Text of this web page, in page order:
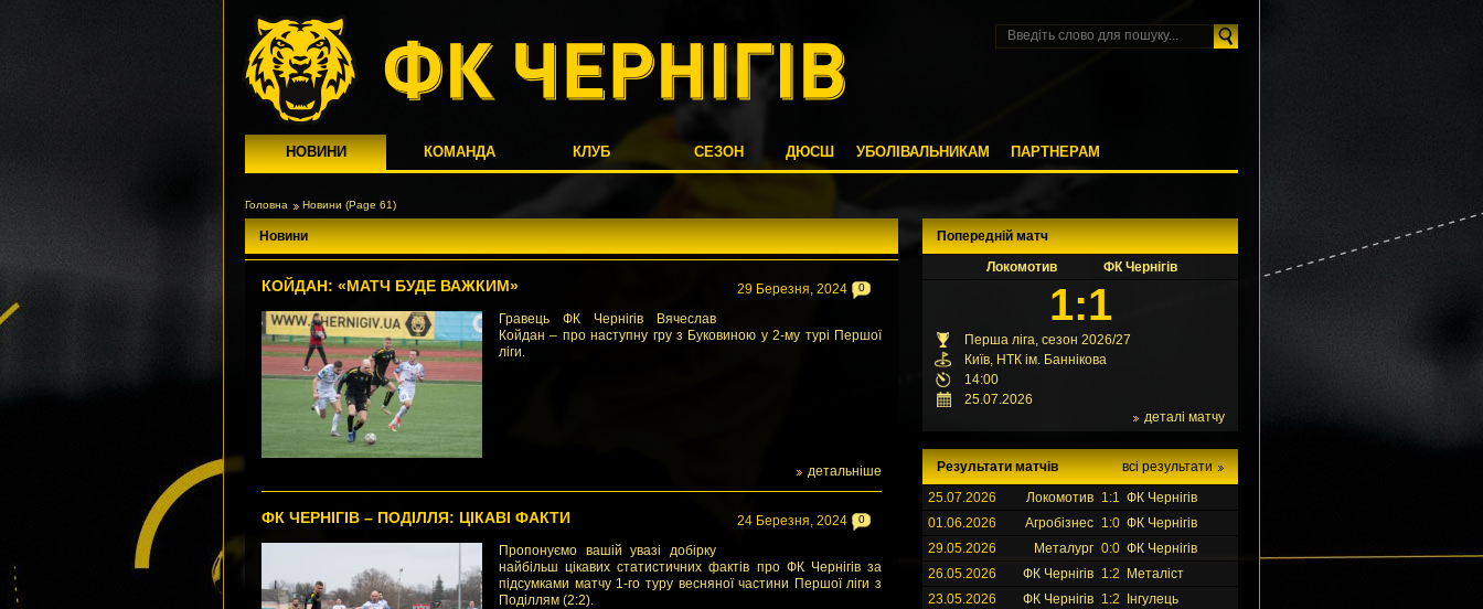
НОВИНИ КОМАНДА КЛУБ СЕЗОН ДЮСШ УБОЛІВАЛЬНИКАМ ПАРТНЕРАМ
Головна Новини (Page 61)
Новини
0
29 Березня, 2024
КОЙДАН: «МАТЧ БУДЕ ВАЖКИМ»
Гравець ФК Чернігів Вячеслав
Койдан – про наступну гру з Буковиною у 2-му турі Першої
ліги.
детальніше
0
24 Березня, 2024
ФК ЧЕРНІГІВ – ПОДІЛЛЯ: ЦІКАВІ ФАКТИ
Пропонуємо вашій увазі добірку
найбільш цікавих статистичних фактів про ФК Чернігів за
підсумками матчу 1-го туру весняної частини Першої ліги з
Поділлям (2:2).
Попередній матч
Локомотив
ФК Чернігів
1:1
Перша ліга, сезон 2026/27
Київ, НТК ім. Баннікова
14:00
25.07.2026
деталі матчу
всі результати
Результати матчів
25.07.2026
Локомотив 1:1 ФК Чернігів
01.06.2026
Агробізнес 1:0 ФК Чернігів
29.05.2026
Металург 0:0 ФК Чернігів
26.05.2026
ФК Чернігів 1:2
Металіст
23.05.2026
ФК Чернігів 1:2
Інгулець